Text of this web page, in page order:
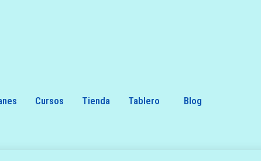
Cursos Tienda Tablero Blog